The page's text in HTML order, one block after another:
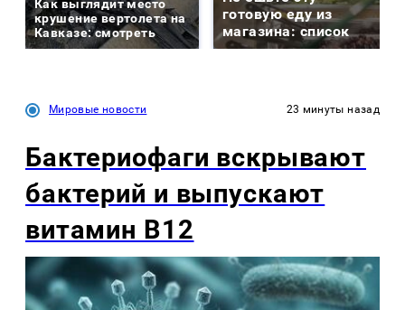
Как выглядит место
крушение вертолета на
Кавказе: смотреть
готовую еду из
магазина: список
Мировые новости 23 минуты назад
Бактериофаги вскрывают
бактерий и выпускают
витамин B12